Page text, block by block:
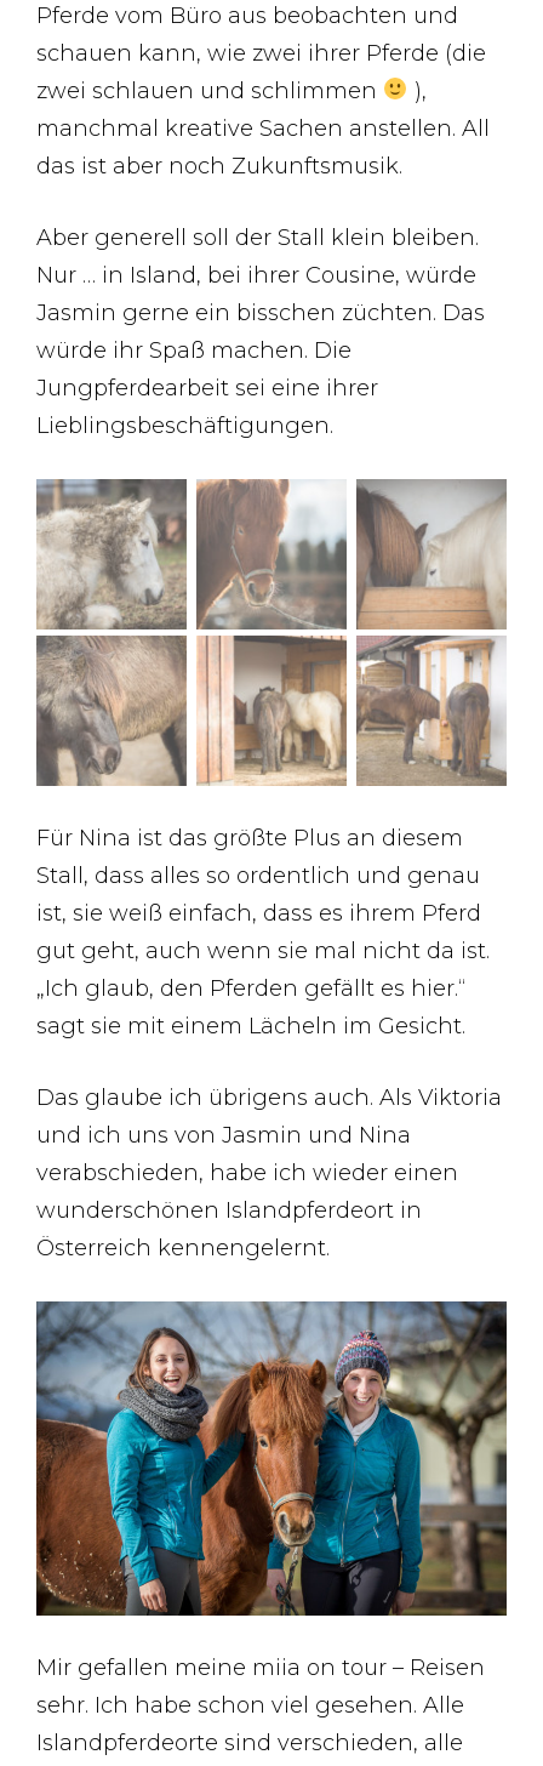
Pferde vom Büro aus beobachten und
schauen kann, wie zwei ihrer Pferde (die
zwei schlauen und schlimmen
),
manchmal kreative Sachen anstellen. All
das ist aber noch Zukunftsmusik.
Aber generell soll der Stall klein bleiben.
Nur … in Island, bei ihrer Cousine, würde
Jasmin gerne ein bisschen züchten. Das
würde ihr Spaß machen. Die
Jungpferdearbeit sei eine ihrer
Lieblingsbeschäftigungen.
Für Nina ist das größte Plus an diesem
Stall, dass alles so ordentlich und genau
ist, sie weiß einfach, dass es ihrem Pferd
gut geht, auch wenn sie mal nicht da ist.
„Ich glaub, den Pferden gefällt es hier.“
sagt sie mit einem Lächeln im Gesicht.
Das glaube ich übrigens auch. Als Viktoria
und ich uns von Jasmin und Nina
verabschieden, habe ich wieder einen
wunderschönen Islandpferdeort in
Österreich kennengelernt.
Mir gefallen meine miia on tour – Reisen
sehr. Ich habe schon viel gesehen. Alle
Islandpferdeorte sind verschieden, alle